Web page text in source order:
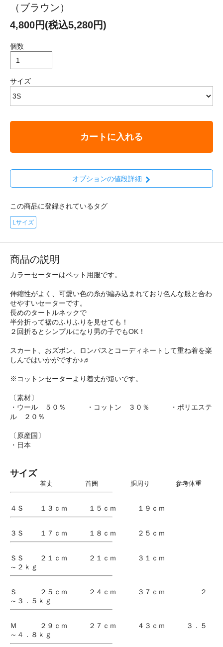
（ブラウン）
4,800円(税込5,280円)
個数
サイズ
カートに入れる
オプションの値段詳細
この商品に登録されているタグ
Lサイズ
商品の説明
カラーセーターはペット用服です。
伸縮性がよく、可愛い色の糸が編み込まれており色んな服と合わ
せやすいセーターです。
長めのタートルネックで
半分折って裾のふりふりを見せても！
２回折るとシンプルになり男の子でもOK！
スカート、おズボン、ロンパスとコーディネートして重ね着を楽
しんではいかがですか♪♬
※コットンセーターより着丈が短いです。
〔素材〕
・ウール ５０％ ・コットン ３０％ ・ポリエステ
ル ２０％
〔原産国〕
・日本
サイズ
着丈 首囲 胴周り 参考体重
４Ｓ １３ｃｍ １５ｃｍ １９ｃｍ
３Ｓ １７ｃｍ １８ｃｍ ２５ｃｍ
ＳＳ ２１ｃｍ ２１ｃｍ ３１ｃｍ
～２ｋｇ
Ｓ ２５ｃｍ ２４ｃｍ ３７ｃｍ ２
～３．５ｋｇ
Ｍ ２９ｃｍ ２７ｃｍ ４３ｃｍ ３．５
～４．８ｋｇ